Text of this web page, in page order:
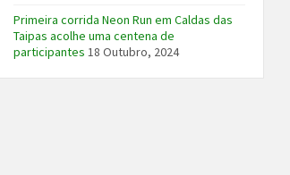
Primeira corrida Neon Run em Caldas das
Taipas acolhe uma centena de
participantes 18 Outubro, 2024